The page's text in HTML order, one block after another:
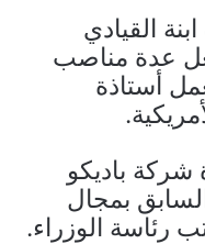
القيادي
عدة مناصب
أستاذة
باديكو
بمجال
رئاسة الوزراء.